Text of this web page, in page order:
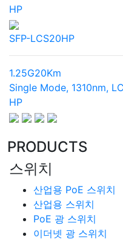
HP
SFP-LCS20HP
1.25G20Km
Single Mode, 1310nm, LC
HP
PRODUCTS
스위치
산업용 PoE 스위치
산업용 스위치
PoE 광 스위치
이더넷 광 스위치